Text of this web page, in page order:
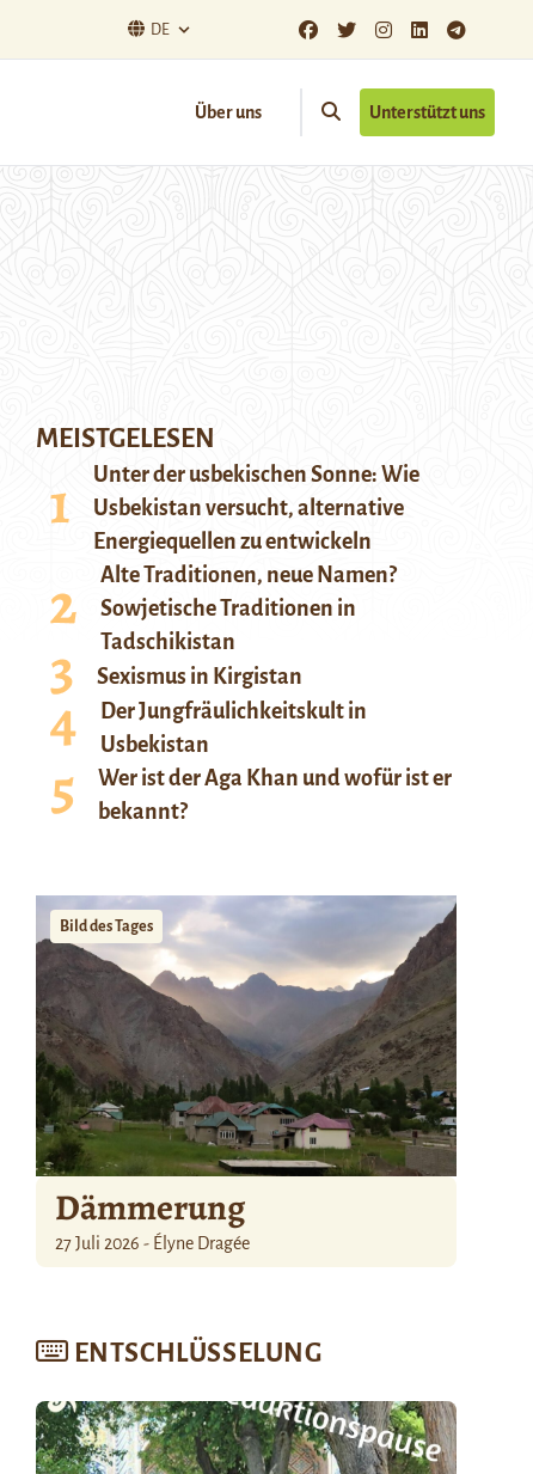
DE
Über uns Unterstützt uns
MEISTGELESEN
Unter der usbekischen Sonne: Wie
Usbekistan versucht, alternative
Energiequellen zu entwickeln
Alte Traditionen, neue Namen?
Sowjetische Traditionen in
Tadschikistan
Sexismus in Kirgistan
Der Jungfräulichkeitskult in
Usbekistan
Wer ist der Aga Khan und wofür ist er
bekannt?
Bild des Tages
Dämmerung
27 Juli 2026 - Élyne Dragée
ENTSCHLÜSSELUNG